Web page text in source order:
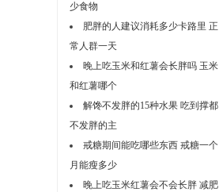
少食物
肥胖的人建议消耗多少卡路里 正
常人群一天
晚上吃玉米和红薯会长胖吗 玉米
和红薯哪个
解馋不发胖的15种水果 吃到撑都
不发胖的主
戒糖期间能吃哪些东西 戒糖一个
月能瘦多少
晚上吃玉米红薯会不会长胖 减肥